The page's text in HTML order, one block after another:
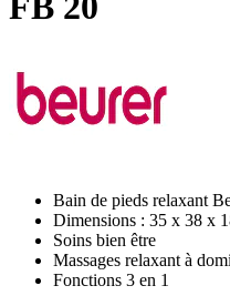
Bain de pieds relaxant
Dimensions : 35 x 38 x
Soins bien être
Massages relaxant à
Fonctions 3 en 1